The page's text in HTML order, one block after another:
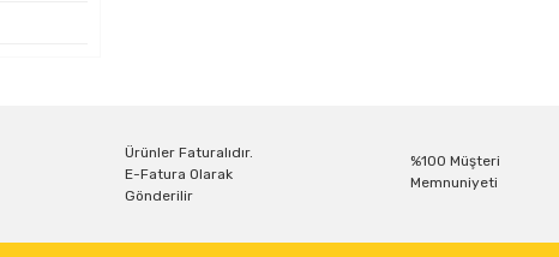
Ürünler Faturalıdır.
E-Fatura Olarak
Gönderilir
%100 Müşteri
Memnuniyeti